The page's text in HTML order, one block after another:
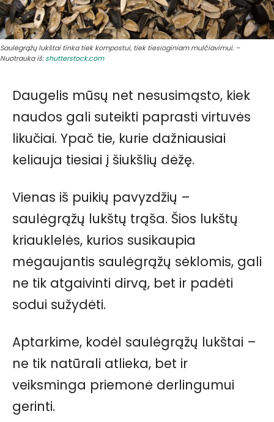
Saulėgrąžų lukštai tinka tiek kompostui, tiek tiesioginiam mulčiavimui. –
Nuotrauka iš:shutterstock.com
Daugelis mūsų net nesusimąsto, kiek
naudos gali suteikti paprasti virtuvės
likučiai. Ypač tie, kurie dažniausiai
keliauja tiesiai į šiukšlių dėžę.
Vienas iš puikių pavyzdžių –
saulėgrąžų lukštų trąša. Šios lukštų
kriauklelės, kurios susikaupia
mėgaujantis saulėgrąžų sėklomis, gali
ne tik atgaivinti dirvą, bet ir padėti
sodui sužydėti.
Aptarkime, kodėl saulėgrąžų lukštai –
ne tik natūrali atlieka, bet ir
veiksminga priemonė derlingumui
gerinti.